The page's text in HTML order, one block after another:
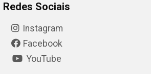
Redes Sociais
Instagram
Facebook
YouTube